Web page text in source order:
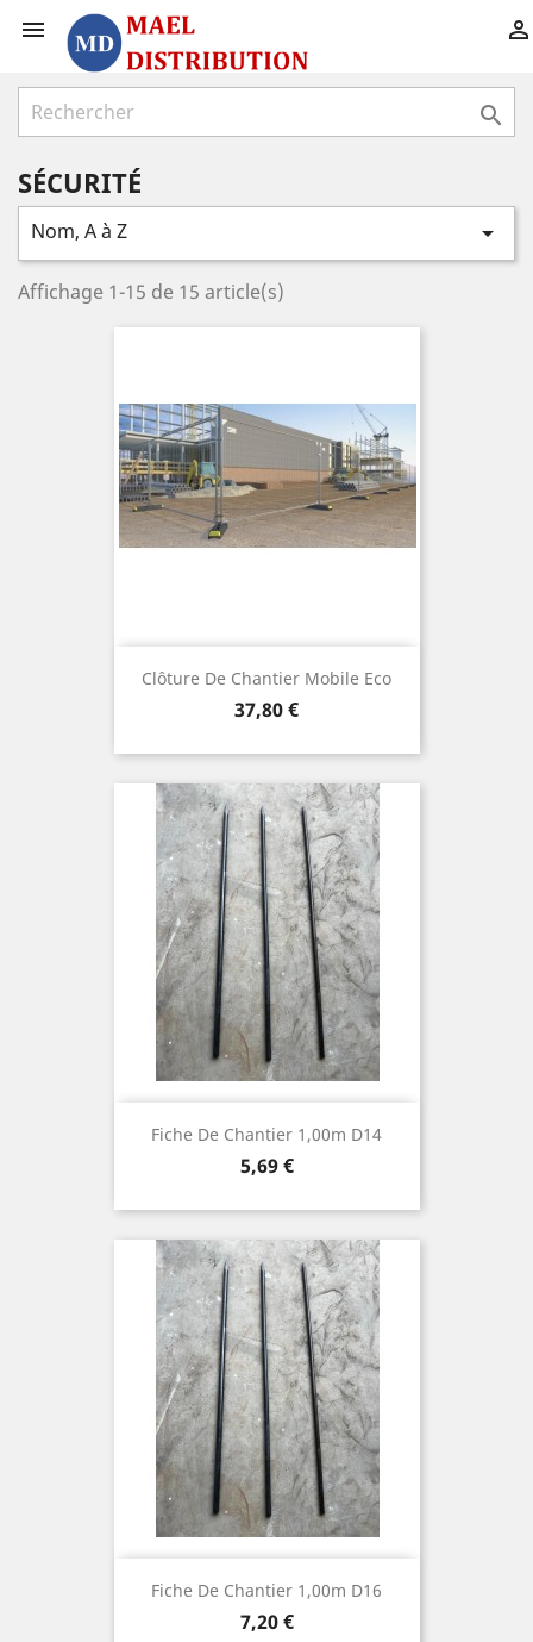
 

SÉCURITÉ
Nom, A à Z 
Affichage 1-15 de 15 article(s)
Clôture De Chantier Mobile Eco
Prix
37,80 €
Fiche De Chantier 1,00m D14
Prix
5,69 €
Fiche De Chantier 1,00m D16
Prix
7,20 €